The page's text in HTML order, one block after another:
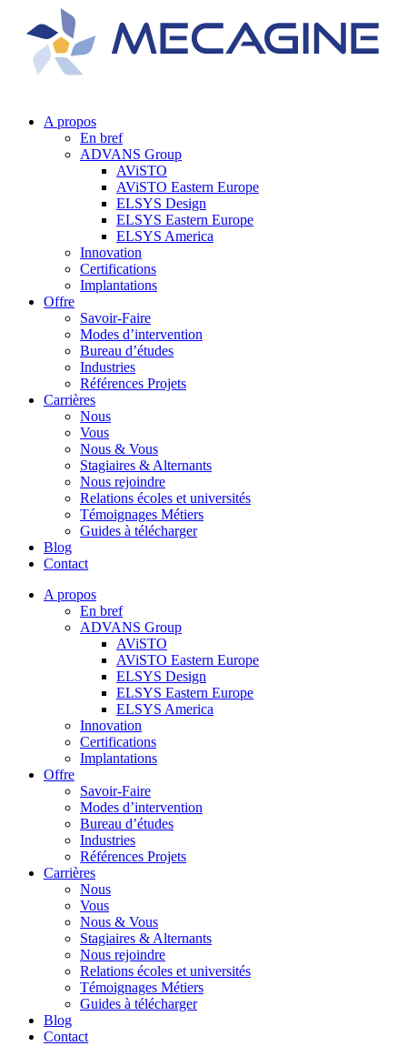
A propos
En bref
ADVANS Group
AViSTO
AViSTO Eastern Europe
ELSYS Design
ELSYS Eastern Europe
ELSYS America
Innovation
Certifications
Implantations
Offre
Savoir-Faire
Modes d’intervention
Bureau d’études
Industries
Références Projets
Carrières
Nous
Vous
Nous & Vous
Stagiaires & Alternants
Nous rejoindre
Relations écoles et universités
Témoignages Métiers
Guides à télécharger
Blog
Contact
A propos
En bref
ADVANS Group
AViSTO
AViSTO Eastern Europe
ELSYS Design
ELSYS Eastern Europe
ELSYS America
Innovation
Certifications
Implantations
Offre
Savoir-Faire
Modes d’intervention
Bureau d’études
Industries
Références Projets
Carrières
Nous
Vous
Nous & Vous
Stagiaires & Alternants
Nous rejoindre
Relations écoles et universités
Témoignages Métiers
Guides à télécharger
Blog
Contact